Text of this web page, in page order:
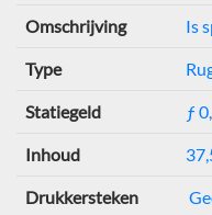
Omschrijving Is
Type
Statiegeld ƒ
Inhoud
Drukkersteken